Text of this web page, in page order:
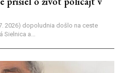
2026) dopoludnia došlo na ceste
a...